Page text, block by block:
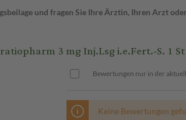
und fragen Sie Ihre Ärztin, Ihren Arzt
3 mg Inj.Lsg i.e.Fert.-S. 1
Bewertungen nur in der
Keine Bewertungen